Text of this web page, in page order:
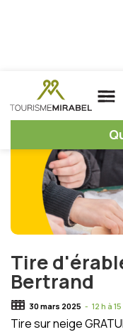
Tire
Bertrand
30 mars 2025 - 12 h à 15
Tire sur neige